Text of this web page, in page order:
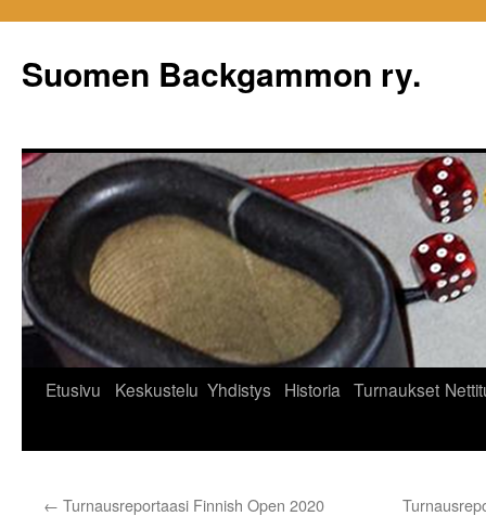
Suomen Backgammon ry.
Etusivu Keskustelu Yhdistys Historia Turnaukset
← Turnausreportaasi Finnish Open 2020